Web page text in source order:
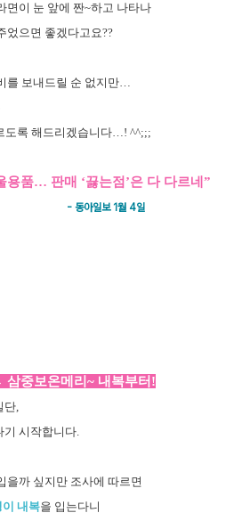
면이 눈 앞에 짠~하고 나타나
었으면 좋겠다고요??
를 보내드릴 순 없지만…
도록 해드리겠습니다…! ^^;;;
용품… 판매 ‘끓는점’은 다 다르네”
- 동아일보 1월 4일
중보온메리~ 내복부터!
단,
기 시작합니다.
을까 싶지만 조사에 따르면
이 내복을 입는다니